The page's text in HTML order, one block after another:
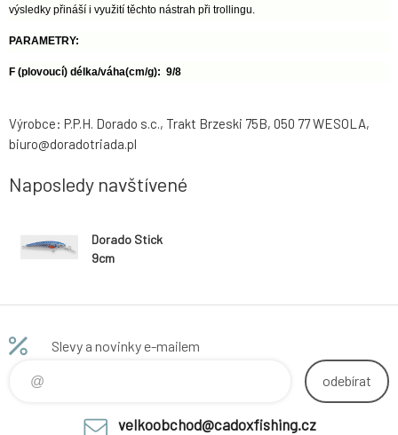
výsledky přináší i využití těchto nástrah při trollingu.
PARAMETRY:
F (plovoucí) délka/váha(cm/g): 9/8
Výrobce: P.P.H. Dorado s.c., Trakt Brzeski 75B, 050 77 WESOLA,
biuro@doradotriada.pl
Naposledy navštívené
Dorado Stick
9cm
Slevy a novinky e-mailem
odebírat
velkoobchod@cadoxfishing.cz